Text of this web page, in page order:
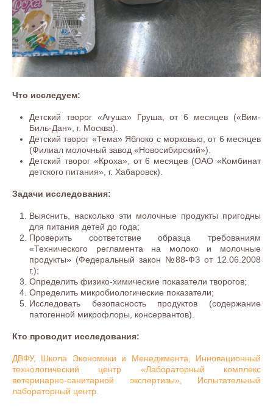
Что исследуем:
Детский творог «Агуша» Груша, от 6 месяцев («Вим-
Биль-Дан», г. Москва).
Детский творог «Тема» Яблоко с морковью, от 6 месяцев
(Филиал молочный завод «Новосибирский»).
Детский творог «Кроха», от 6 месяцев (ОАО «Комбинат
детского питания», г. Хабаровск).
Задачи исследования:
Выяснить, насколько эти молочные продукты пригодны
для питания детей до года;
Проверить соответствие образца требованиям
«Технического регламента на молоко и молочные
продукты» (Федеральный закон №88-ФЗ от 12.06.2008
г.);
Определить физико-химические показатели творогов;
Определить микробиологические показатели;
Исследовать безопасность продуктов (содержание
патогенной микрофлоры, консервантов).
Кто проводит исследования:
ДВФУ, Школа Экономики и Менеджмента, Инновационный
технологический центр «Лабораторный комплекс
ветеринарно-санитарной экспертизы», Испытательный
лабораторный центр.